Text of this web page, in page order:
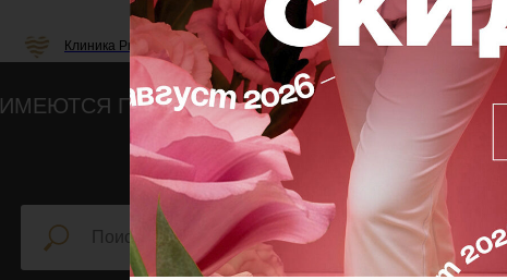
Клиника Professional-Волгоград
ИМЕЮТСЯ ПРОТИВОПОКАЗАНИЯ,
18+